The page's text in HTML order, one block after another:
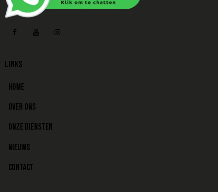
LINKS
HOME
OVER ONS
ONZE DIENSTEN
NIEUWS
CONTACT